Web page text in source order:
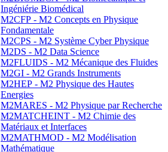
Ingéniérie Biomédical
M2CFP - M2 Concepts en Physique
Fondamentale
M2CPS - M2 Système Cyber Physique
M2DS - M2 Data Science
M2FLUIDS - M2 Mécanique des Fluides
M2GI - M2 Grands Instruments
M2HEP - M2 Physique des Hautes
Energies
M2MARES - M2 Physique par Recherche
M2MATCHEINT - M2 Chimie des
Matériaux et Interfaces
M2MATHMOD - M2 Modélisation
Mathématique